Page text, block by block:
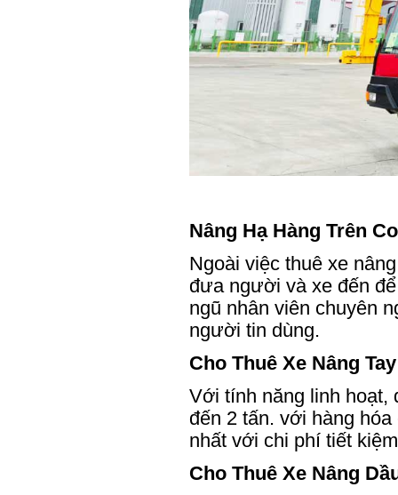
Nâng Hạ Hàng Trên
Ngoài việc thuê xe
đưa người và xe đến
ngũ nhân viên chuyên
người tin dùng.
Cho Thuê Xe Nâng Tay
Với tính năng linh hoạt,
đến 2 tấn. với hàng
nhất với chi phí tiết
Cho Thuê Xe Nâng